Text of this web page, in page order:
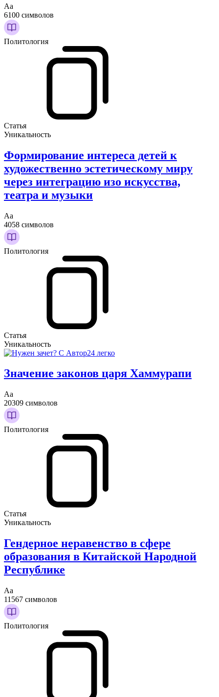
Аа
6100 символов
Политология
Статья
Уникальность
Формирование интереса детей к
художественно эстетическому миру
через интеграцию изо искусства,
театра и музыки
Аа
4058 символов
Политология
Статья
Уникальность
Значение законов царя Хаммурапи
Аа
20309 символов
Политология
Статья
Уникальность
Гендерное неравенство в сфере
образования в Китайской Народной
Республике
Аа
11567 символов
Политология